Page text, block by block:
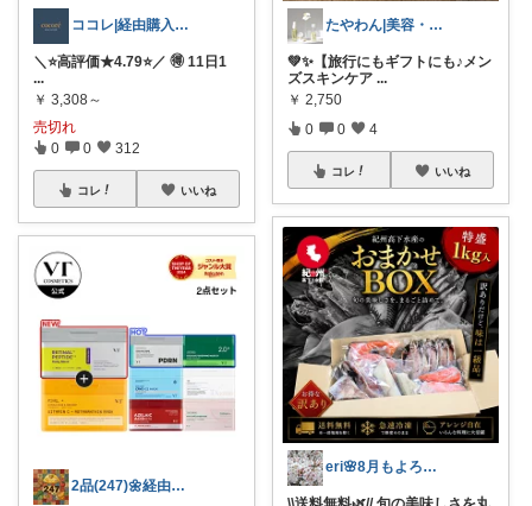
ココレ|経由購入ありがとうございます🌷
＼⭐️高評価★4.79⭐️／ 🉐 11日1
...
￥ 3,308～
売切れ
0 0 312
コレ いいね
2品(247)🌼経由購入感謝です🌼
たやわん|美容・便利アイテムROOM
💚✨【旅行にもギフトにも♪メン
ズスキンケア ...
￥ 2,750
0 0 4
コレ いいね
eri🌸8月もよろしくお願いします☺️